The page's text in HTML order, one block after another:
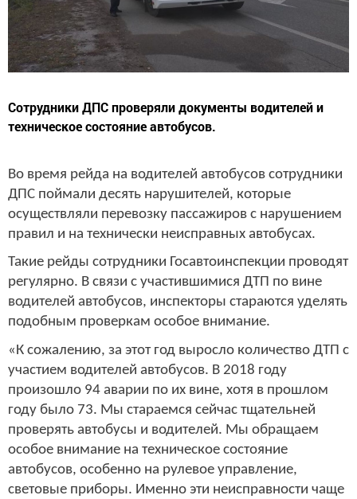
Сотрудники ДПС проверяли документы водителей и
техническое состояние автобусов.
Во время рейда на водителей автобусов сотрудники
ДПС поймали десять нарушителей, которые
осуществляли перевозку пассажиров с нарушением
правил и на технически неисправных автобусах.
Такие рейды сотрудники Госавтоинспекции проводят
регулярно. В связи с участившимися ДТП по вине
водителей автобусов, инспекторы стараются уделять
подобным проверкам особое внимание.
«К сожалению, за этот год выросло количество ДТП с
участием водителей автобусов. В 2018 году
произошло 94 аварии по их вине, хотя в прошлом
году было 73. Мы стараемся сейчас тщательней
проверять автобусы и водителей. Мы обращаем
особое внимание на техническое состояние
автобусов, особенно на рулевое управление,
световые приборы. Именно эти неисправности чаще